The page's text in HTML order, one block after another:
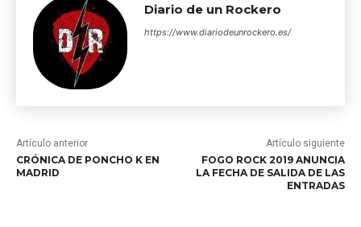
Diario de un Rockero
https://www.diariodeunrockero.es/
Artículo anterior
CRÓNICA DE PONCHO K EN
MADRID
Artículo siguiente
FOGO ROCK 2019 ANUNCIA
LA FECHA DE SALIDA DE LAS
ENTRADAS